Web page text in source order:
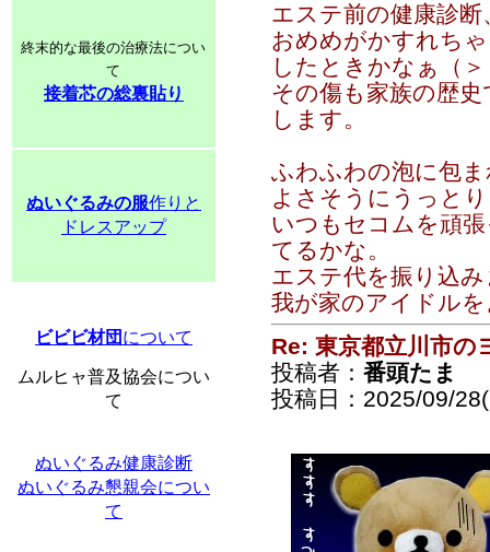
終末的な最後の治療法につい
て
接着芯の総裏貼り
ぬいぐるみの服作りと
ドレスアップ
ビビビ材団 について
ムルヒャ普及協会につい
て
ぬいぐるみ健康診断
ぬいぐるみ懇親会につい
て
エステ前の健康診
おめめがかすれち
したときかなぁ（
その傷も家族の歴
します。
ふわふわの泡に包
よさそうにうっと
いつもセコムを頑
てるかな。
エステ代を振り込
我が家のアイドル
Re: 東京都立川市の
投稿者： 番頭たま
投稿日：2025/09/